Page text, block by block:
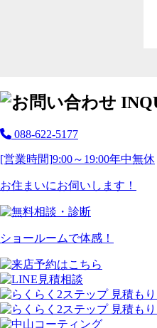
088-622-5177
[営業時間]9:00～19:00年中無休
お住まいにお伺いします！
ショールームで体感！